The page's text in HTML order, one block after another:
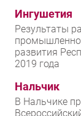
IT класс
Тестовый стенд
Каталог
Ингушетия
Результаты
развития
2019 года
Нальчик
В Нальчике